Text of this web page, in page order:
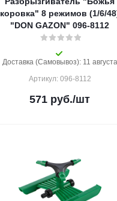
коровка" 8 режимов (1/6/
"DON GAZON" 096-8112
Доставка (Самовывоз): 11 августа
Артикул: 096-8112
571 руб./шт